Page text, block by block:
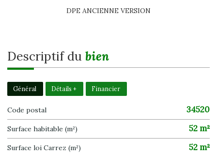
DPE ANCIENNE VERSION
descriptif du bien
Général Détails + Financier
Code postal 34520
Surface habitable (m²) 52 m²
Surface loi Carrez (m²) 52 m²